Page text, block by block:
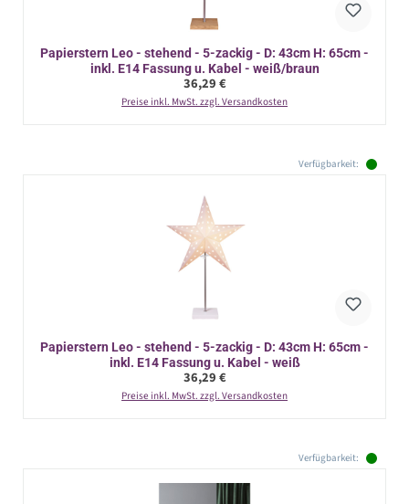
Papierstern Leo - stehend - 5-zackig - D: 43cm H: 65cm -
inkl. E14 Fassung u. Kabel - weiß/braun
Regulärer Preis:
36,29 €
Preise inkl. MwSt. zzgl. Versandkosten
Verfügbarkeit:
Papierstern Leo - stehend - 5-zackig - D: 43cm H: 65cm -
inkl. E14 Fassung u. Kabel - weiß
Regulärer Preis:
36,29 €
Preise inkl. MwSt. zzgl. Versandkosten
Verfügbarkeit: